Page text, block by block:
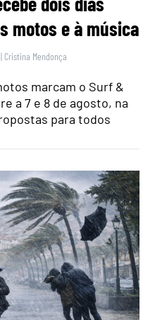
motos e à música
| Cristina Mendonça
marcam o Surf &
a 7 e 8 de agosto, na
para todos